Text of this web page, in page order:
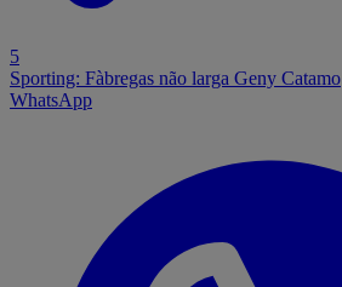
5
Sporting: Fàbregas não larga Geny Catamo
WhatsApp